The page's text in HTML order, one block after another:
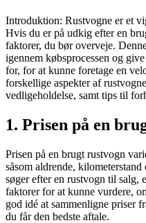
Introduktion: Rustvogne er et
Hvis du er på udkig efter en
faktorer, du bør overveje.
igennem købsprocessen og
for, for at kunne foretage en
forskellige aspekter af
vedligeholdelse, samt tips til
1. Prisen på en
Prisen på en brugt rustvogn
såsom aldrende,
søger efter en rustvogn til salg,
faktorer for at kunne vurdere,
god idé at sammenligne priser
du får den bedste aftale.